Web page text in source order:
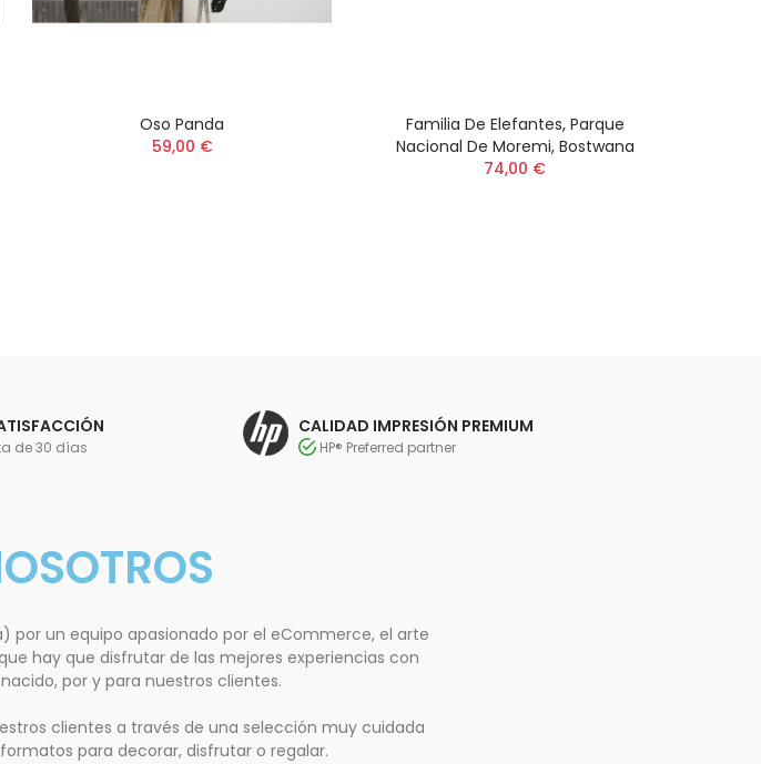
Oso Panda
59,00 €
Familia De Elefantes, Parque
Nacional De Moremi, Bostwana
74,00 €
de 30 días
CALIDAD IMPRESIÓN PREMIUM
HP® Preferred partner
por un equipo apasionado por el eCommerce, el arte
hay que disfrutar de las mejores experiencias con
por y para nuestros clientes.
clientes a través de una selección muy cuidada
para decorar, disfrutar o regalar.